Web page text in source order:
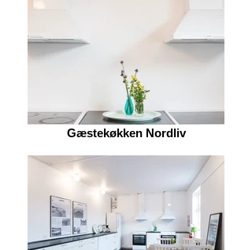
Gæstekøkken Nordliv